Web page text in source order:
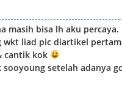
masih bisa lh aku percaya.
wkt liad pic diartikel
cantik kok
setelah adanya